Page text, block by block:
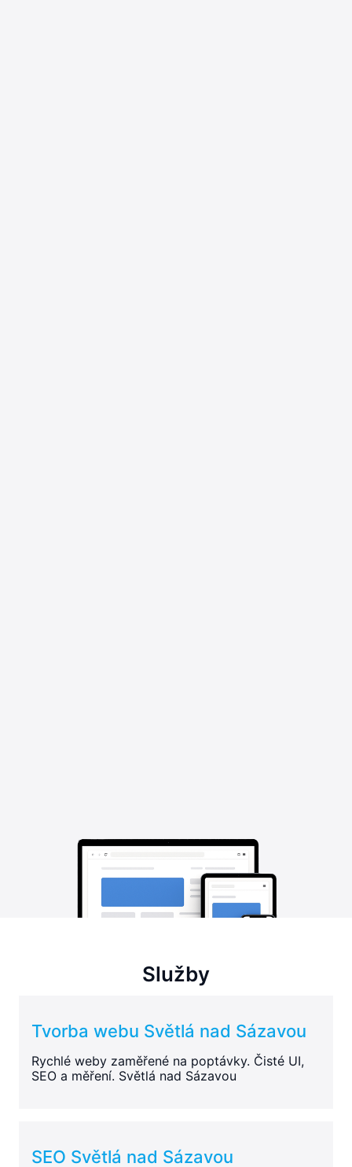
Služby
Tvorba webu Světlá nad Sázavou
Rychlé weby zaměřené na poptávky. Čisté UI,
SEO a měření. Světlá nad Sázavou
SEO Světlá nad Sázavou